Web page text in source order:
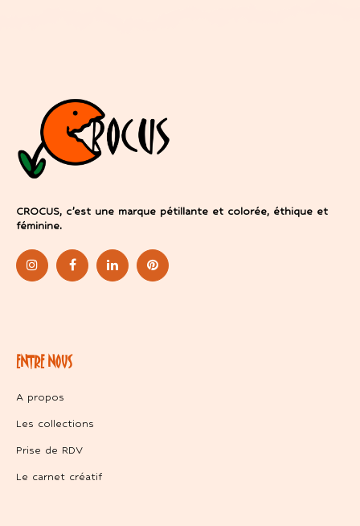
CROCUS, c’est une marque pétillante et colorée, éthique et
féminine.
ENTRE NOUS
A propos
Les collections
Prise de RDV
Le carnet créatif